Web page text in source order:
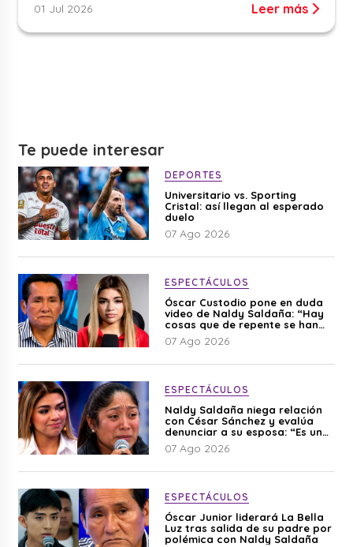
01 Jul 2026 Leer más
Te puede interesar
DEPORTES
Universitario vs. Sporting
Cristal: así llegan al esperado
duelo
07 Ago 2026
ESPECTÁCULOS
Óscar Custodio pone en duda
video de Naldy Saldaña: “Hay
cosas que de repente se han
editado”
07 Ago 2026
ESPECTÁCULOS
Naldy Saldaña niega relación
con César Sánchez y evalúa
denunciar a su esposa: “Es una
difamación”
07 Ago 2026
ESPECTÁCULOS
Óscar Junior liderará La Bella
Luz tras salida de su padre por
polémica con Naldy Saldaña